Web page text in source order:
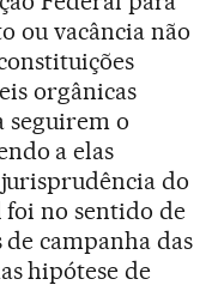
ou vacância não
orgânicas
seguirem o
a elas
do
no sentido de
campanha das
hipótese de